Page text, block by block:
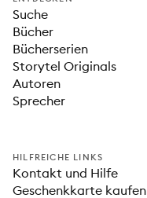
Suche
Bücher
Bücherserien
Storytel Originals
Autoren
Sprecher
HILFREICHE LINKS
Kontakt und Hilfe
Geschenkkarte kaufen